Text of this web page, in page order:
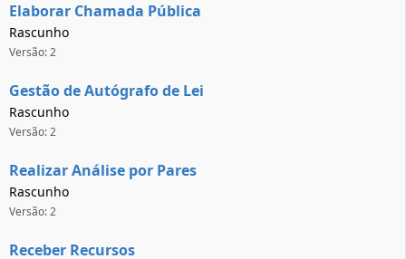
Elaborar Chamada Pública
Rascunho
Versão: 2
Gestão de Autógrafo de Lei
Rascunho
Versão: 2
Realizar Análise por Pares
Rascunho
Versão: 2
Receber Recursos